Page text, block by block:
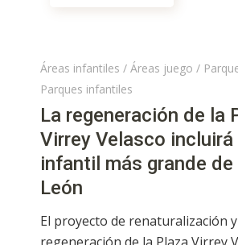
Áreas infantiles / Áreas juego /
Parques infantiles
La regeneración de la
Virrey Velasco incluirá
infantil más grande
León
El proyecto de renaturalización y